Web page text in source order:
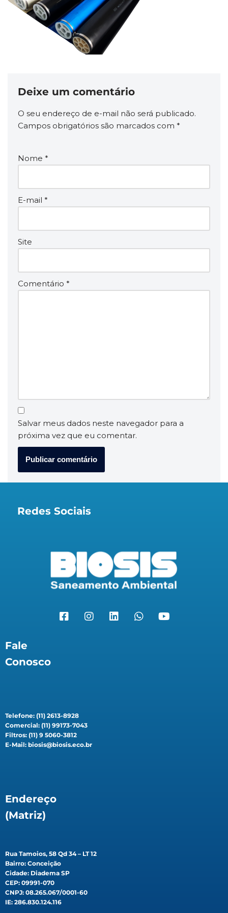
Deixe um comentário
O seu endereço de e-mail não será publicado.
Campos obrigatórios são marcados com *
Nome *
E-mail *
Site
Comentário *
Salvar meus dados neste navegador para a
próxima vez que eu comentar.
Redes Sociais
Fale
Conosco
Telefone: (11) 2613-8928
Comercial: (11) 99173-7043
Filtros: (11) 9 5060-3812
E-Mail: biosis@biosis.eco.br
Endereço
(Matriz)
Rua Tamoios, 58 Qd 34 – LT 12
Bairro: Conceição
Cidade: Diadema SP
CEP: 09991-070
CNPJ: 08.265.067/0001-60
IE: 286.830.124.116